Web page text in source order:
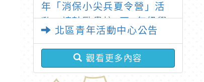
年「消保小尖兵夏令營」活
動，請鼓勵貴校3至6年級學
生，踴躍報名參加，請查
照。
北區青年活動中心公告
觀看更多內容